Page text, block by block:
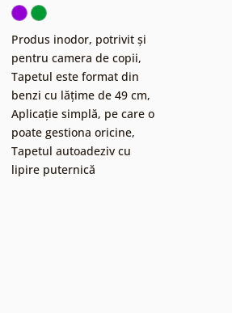
Produs inodor, potrivit și
pentru camera de copii,
Tapetul este format din
benzi cu lățime de 49 cm,
Aplicație simplă, pe care o
poate gestiona oricine,
Tapetul autoadeziv cu
lipire puternică